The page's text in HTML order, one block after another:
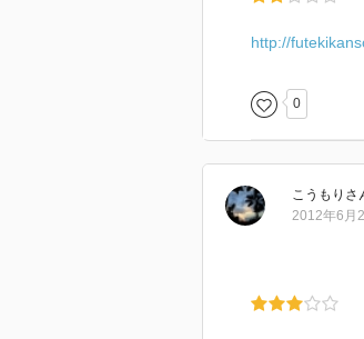
http://
0
こうもり さ
2012年6月